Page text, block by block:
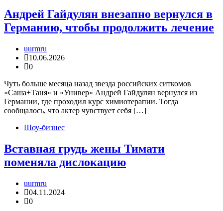
Андрей Гайдулян внезапно вернулся в
Германию, чтобы продолжить лечение
uurmru
10.06.2026
0
Чуть больше месяца назад звезда российских ситкомов
«Саша+Таня» и «Универ» Андрей Гайдулян вернулся из
Германии, где проходил курс химиотерапии. Тогда
сообщалось, что актер чувствует себя […]
Шоу-бизнес
Вставная грудь жены Тимати
поменяла дислокацию
uurmru
04.11.2024
0